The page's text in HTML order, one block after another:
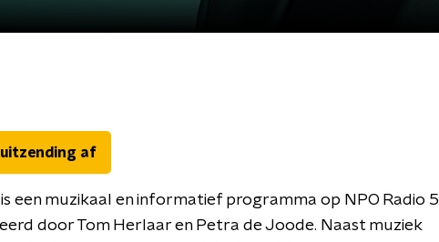
uitzending af
is een muzikaal en informatief programma op NPO Radio 5
door Tom Herlaar en Petra de Joode. Naast muziek